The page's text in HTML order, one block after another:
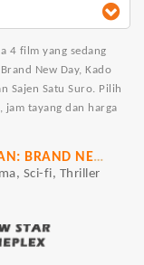
4 film yang sedang
New Day, Kado
Sajen Satu Suro. Pilih
tayang dan harga
SPIDER-MAN: BRAND NEW DAY
Sci-fi, Thriller